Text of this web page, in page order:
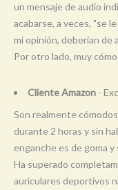
un mensaje de audio
acabarse, a veces, "se
mi opinión, deberían de
Por otro lado, muy
Cliente Amazon -
Son realmente
durante 2 horas y sin
enganche es de goma y
Ha superado
auriculares deportivos